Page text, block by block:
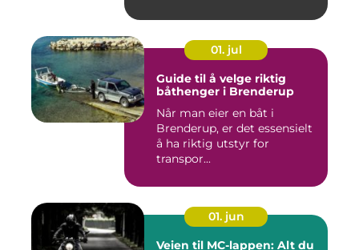
01. jul
Guide til å velge riktig
båthenger i Brenderup
Når man eier en båt i
Brenderup, er det essensielt
å ha riktig utstyr for
transpor...
01. jun
Veien til MC-lappen: Alt du